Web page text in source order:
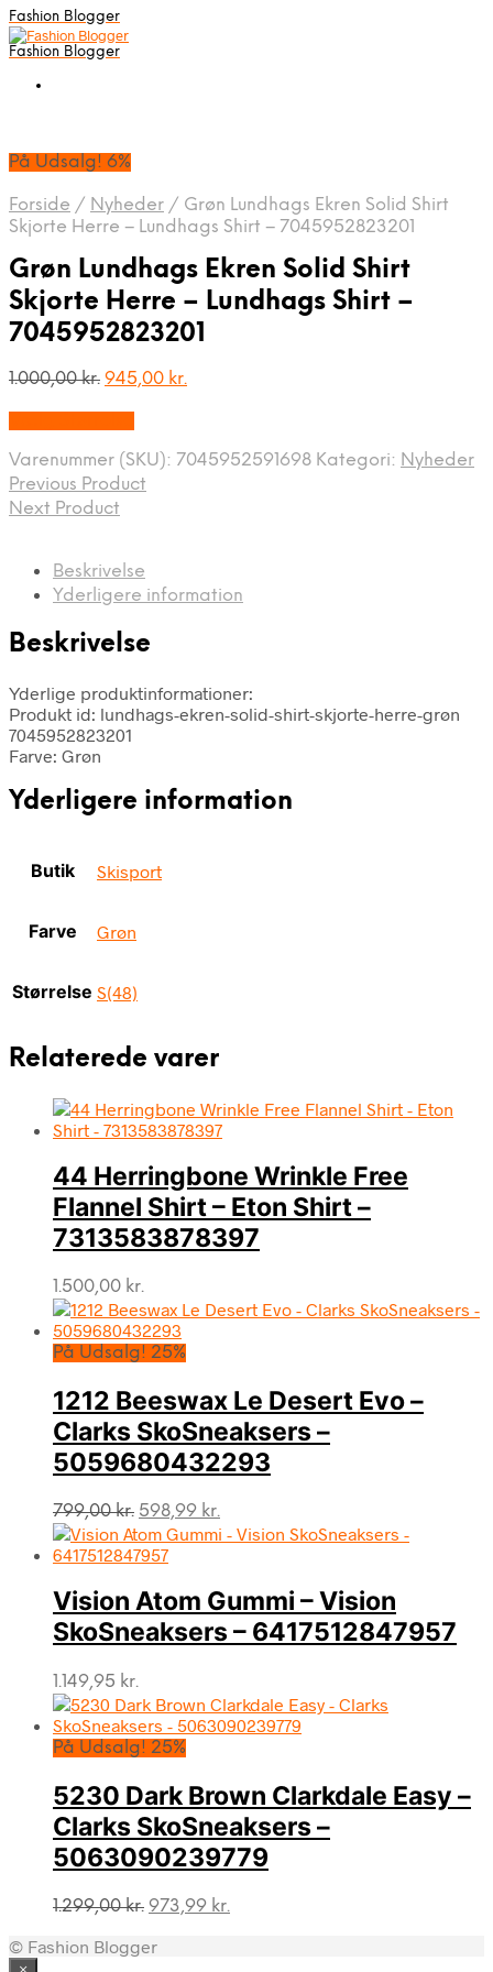
Fashion Blogger
Fashion Blogger
På Udsalg! 6%
Forside / Nyheder / Grøn Lundhags Ekren Solid Shirt
Skjorte Herre – Lundhags Shirt – 7045952823201
Grøn Lundhags Ekren Solid Shirt
Skjorte Herre – Lundhags Shirt –
7045952823201
1.000,00kr. Den
1.000,00 kr..
945,00 kr.Den
945,00 kr..
Varenummer (SKU): 7045952591698 Kategori: Nyheder
Previous Product
Next Product
Beskrivelse
Yderligere information
Beskrivelse
Yderlige produktinformationer:
Produkt id: lundhags-ekren-solid-shirt-skjorte-herre-grøn
7045952823201
Farve: Grøn
Yderligere information
Butik Skisport
Farve Grøn
Størrelse S(48)
Relaterede varer
44 Herringbone Wrinkle Free
Flannel Shirt – Eton Shirt –
7313583878397
1.500,00 kr.
På Udsalg! 25%
1212 Beeswax Le Desert Evo –
Clarks SkoSneaksers –
5059680432293
799,00kr. Den
oprindelige
pris
799,00 kr..
598,99 kr.
aktuelle
598,99 kr..
Vision Atom Gummi – Vision
SkoSneaksers – 6417512847957
1.149,95 kr.
På Udsalg! 25%
5230 Dark Brown Clarkdale Easy –
Clarks SkoSneaksers –
5063090239779
1.299,00kr. Den
pris
973,99 kr.
© Fashion Blogger